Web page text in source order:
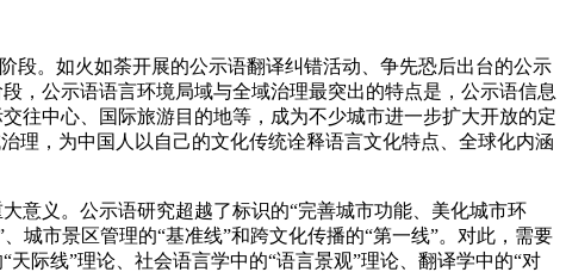
段。如火如荼开展的公示语翻译纠错活动、争先恐后出台的公示
，公示语语言环境局域与全域治理最突出的特点是，公示语信息
往中心、国际旅游目的地等，成为不少城市进一步扩大开放的定
理，为中国人以自己的文化传统诠释语言文化特点、全球化内涵
意义。公示语研究超越了标识的“完善城市功能、美化城市环
城市景区管理的“基准线”和跨文化传播的“第一线”。对此，需要
际线”理论、社会语言学中的“语言景观”理论、翻译学中的“对